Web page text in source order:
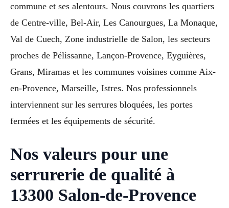
commune et ses alentours. Nous couvrons les quartiers
de Centre-ville, Bel-Air, Les Canourgues, La Monaque,
Val de Cuech, Zone industrielle de Salon, les secteurs
proches de Pélissanne, Lançon-Provence, Eyguières,
Grans, Miramas et les communes voisines comme Aix-
en-Provence, Marseille, Istres. Nos professionnels
interviennent sur les serrures bloquées, les portes
fermées et les équipements de sécurité.
Nos valeurs pour une
serrurerie de qualité à
13300 Salon-de-Provence